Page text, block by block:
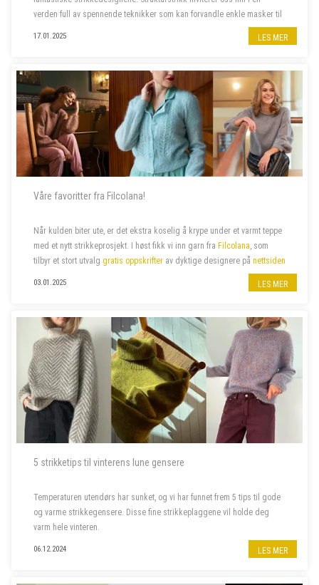
verden full av spennende teknikker som kan forvandle enkle masker til
imponerende plagg. Dette er prosjektene som skal på våre pinner
17.01.2025 LES MER
Våre favoritter fra Filcolana!
Når kulden biter ute, er det ekstra koselig å krype under et varmt teppe
med et nytt strikkeprosjekt. I høst fikk vi inn garn fra Filcolana, som
tilbyr et stort utvalg gratis oppskrifter av dyktige designere på nettsiden
03.01.2025 LES MER
5 strikketips til vinterens lune gensere
Temperaturen utendørs har sunket, og vi har funnet frem 5 tips til gode
og varme strikkegensere. Disse fine strikkeplaggene vil holde deg
varm hele vinteren.
06.12.2024 LES MER